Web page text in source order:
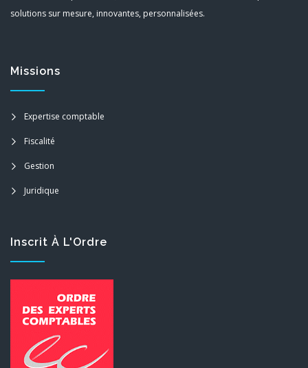
solutions sur mesure, innovantes, personnalisées.
Missions
Expertise comptable
Fiscalité
Gestion
Juridique
Inscrit À L'Ordre